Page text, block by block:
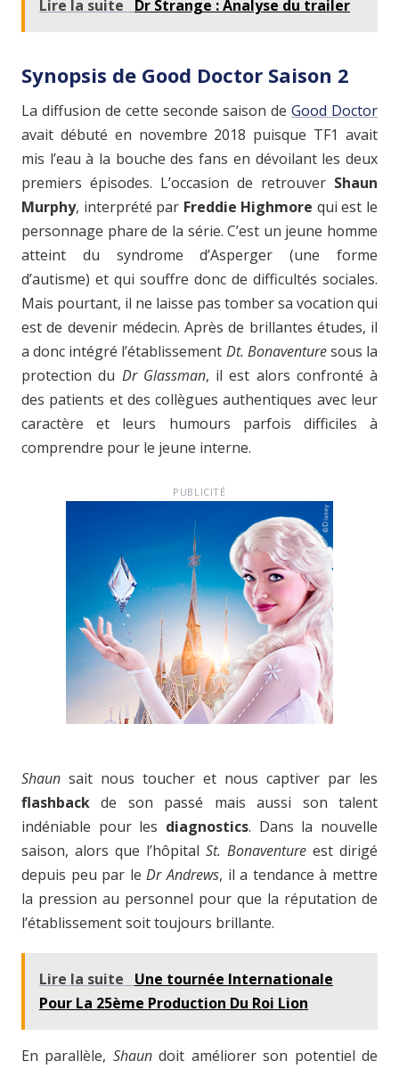
Lire la suite Dr Strange : Analyse du trailer
Synopsis de Good Doctor Saison 2
La diffusion de cette seconde saison de Good Doctor
avait débuté en novembre 2018 puisque TF1 avait
mis l’eau à la bouche des fans en dévoilant les deux
premiers épisodes. L’occasion de retrouver Shaun
Murphy, interprété par Freddie Highmore qui est le
personnage phare de la série. C’est un jeune homme
atteint du syndrome d’Asperger (une forme
d’autisme) et qui souffre donc de difficultés sociales.
Mais pourtant, il ne laisse pas tomber sa vocation qui
est de devenir médecin. Après de brillantes études, il
a donc intégré l’établissement Dt. Bonaventuresous la
protection du Dr Glassman, il est alors confronté à
des patients et des collègues authentiques avec leur
caractère et leurs humours parfois difficiles à
comprendre pour le jeune interne.
PUBLICITÉ
Shaun sait nous toucher et nous captiver par les
flashback de son passé mais aussi son talent
indéniable pour les diagnostics. Dans la nouvelle
saison, alors que l’hôpital St. Bonaventure est dirigé
depuis peu par leDr Andrews, il a tendance à mettre
la pression au personnel pour que la réputation de
l’établissement soit toujours brillante.
Lire la suite
Une tournée Internationale
Pour La 25ème Production Du Roi Lion
En parallèle, Shaundoit améliorer son potentiel de